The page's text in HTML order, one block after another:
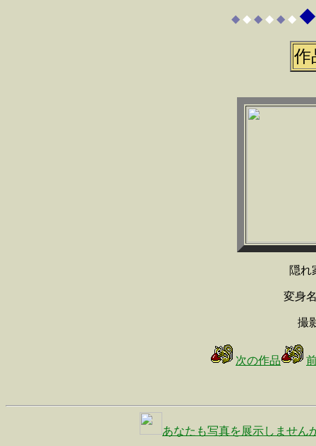
◆ ◆ ◆ ◆ ◆ ◆ ◆
作
隠れ
変身
撮
次の作品
あなたも写真を展示しません